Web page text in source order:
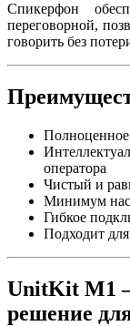
Спикерфон
переговорной,
говорить без
Полноценное
оператора
Чистый и
Минимум
Гибкое
Подходит
UnitKit M1
решение